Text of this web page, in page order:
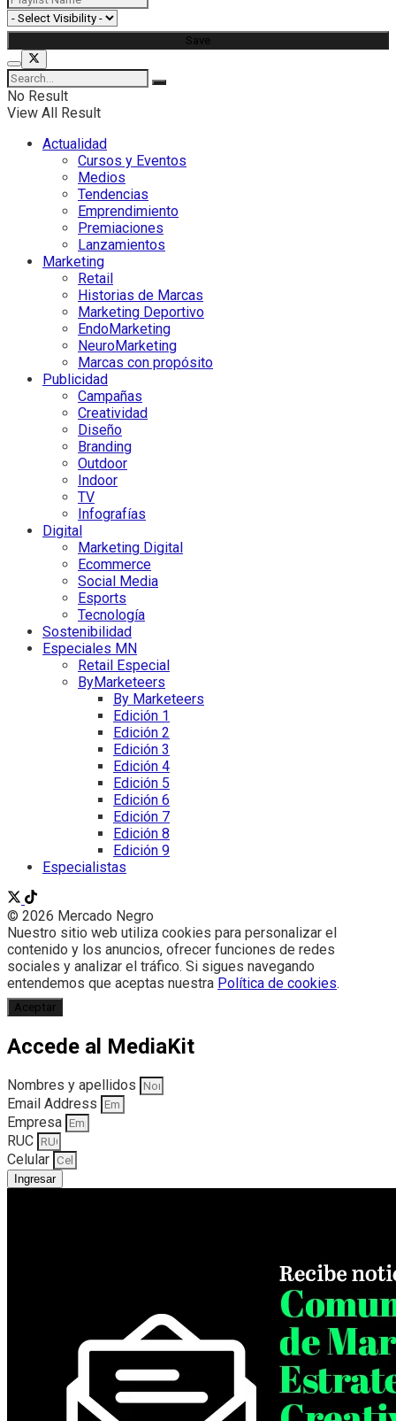
No Result
View All Result
Actualidad
Cursos y Eventos
Medios
Tendencias
Emprendimiento
Premiaciones
Lanzamientos
Marketing
Retail
Historias de Marcas
Marketing Deportivo
EndoMarketing
NeuroMarketing
Marcas con propósito
Publicidad
Campañas
Creatividad
Diseño
Branding
Outdoor
Indoor
TV
Infografías
Digital
Marketing Digital
Ecommerce
Social Media
Esports
Tecnología
Sostenibilidad
Especiales MN
Retail Especial
ByMarketeers
By Marketeers
Edición 1
Edición 2
Edición 3
Edición 4
Edición 5
Edición 6
Edición 7
Edición 8
Edición 9
Especialistas
© 2026 Mercado Negro
Nuestro sitio web utiliza cookies para personalizar el
contenido y los anuncios, ofrecer funciones de redes
sociales y analizar el tráfico. Si sigues navegando
entendemos que aceptas nuestra Política de cookies.
Aceptar
Accede al MediaKit
Nombres y apellidos
Email Address
Empresa
RUC
Celular
Ingresar